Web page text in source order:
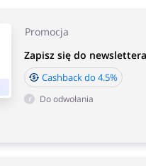
Promocja
Zapisz się do
Cashback do 4.5%
Do odwołania